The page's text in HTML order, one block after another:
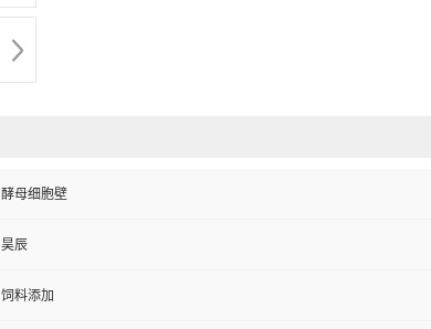
酵母细胞壁
昊辰
饲料添加